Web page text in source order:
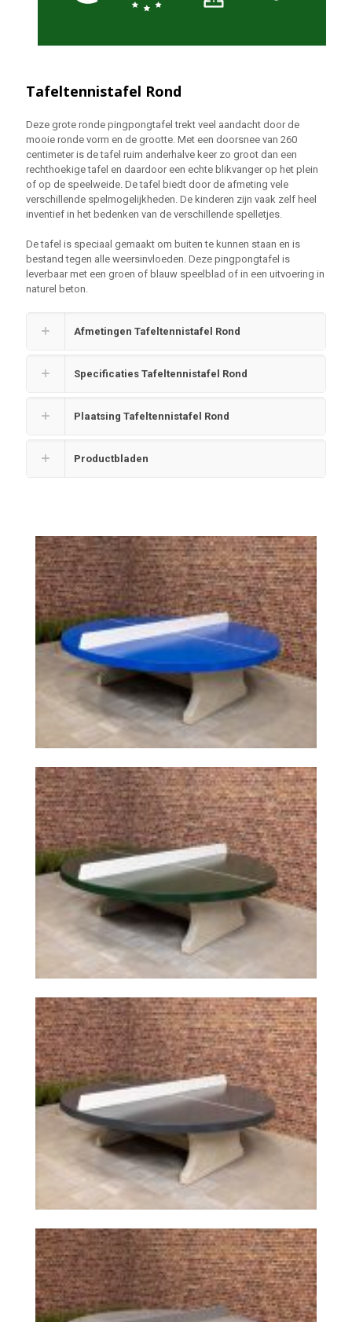
Tafeltennistafel Rond
Deze grote ronde pingpongtafel trekt veel aandacht door de
mooie ronde vorm en de grootte. Met een doorsnee van 260
centimeter is de tafel ruim anderhalve keer zo groot dan een
rechthoekige tafel en daardoor een echte blikvanger op het plein
of op de speelweide. De tafel biedt door de afmeting vele
verschillende spelmogelijkheden. De kinderen zijn vaak zelf heel
inventief in het bedenken van de verschillende spelletjes.
De tafel is speciaal gemaakt om buiten te kunnen staan en is
bestand tegen alle weersinvloeden. Deze pingpongtafel is
leverbaar met een groen of blauw speelblad of in een uitvoering in
naturel beton.
Afmetingen Tafeltennistafel Rond
Specificaties Tafeltennistafel Rond
Plaatsing Tafeltennistafel Rond
Productbladen